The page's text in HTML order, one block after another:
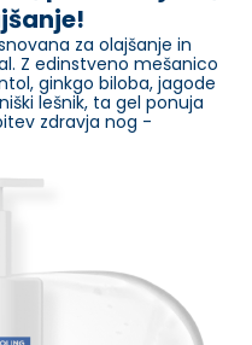
za olajšanje in
Z edinstveno mešanico
ginkgo biloba, jagode
lešnik, ta gel ponuja
zdravja nog -